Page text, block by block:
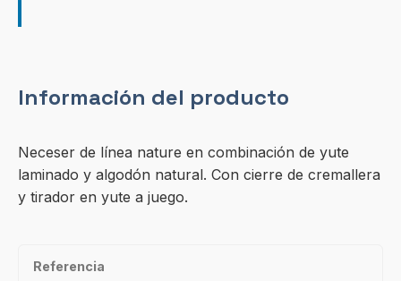
Información del producto
Neceser de línea nature en combinación de yute
laminado y algodón natural. Con cierre de cremallera
y tirador en yute a juego.
Referencia